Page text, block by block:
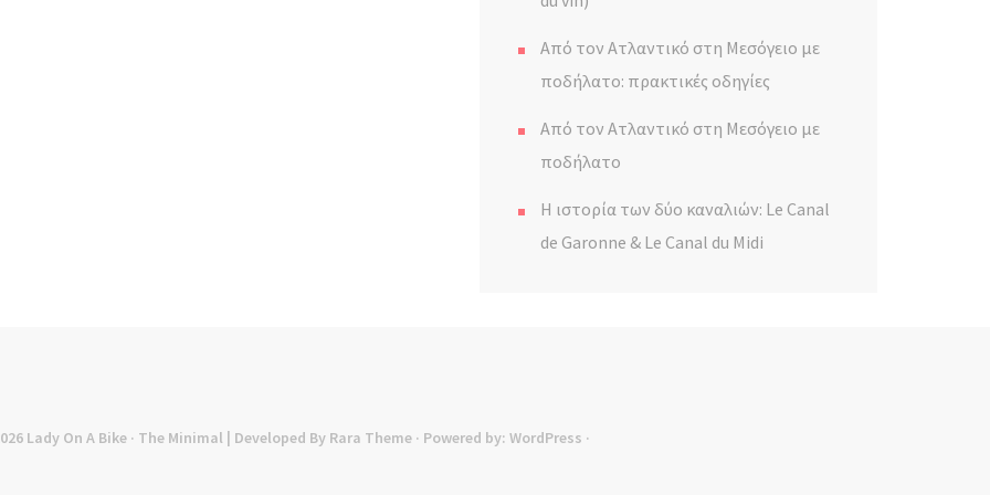
Από τον Ατλαντικό στη Μεσόγειο με
ποδήλατο: πρακτικές οδηγίες
Από τον Ατλαντικό στη Μεσόγειο με
ποδήλατο
Η ιστορία των δύο καναλιών: Le Canal
de Garonne & Le Canal du Midi
Lady On A Bike · The Minimal | Developed By Rara Theme · Powered by: WordPress ·